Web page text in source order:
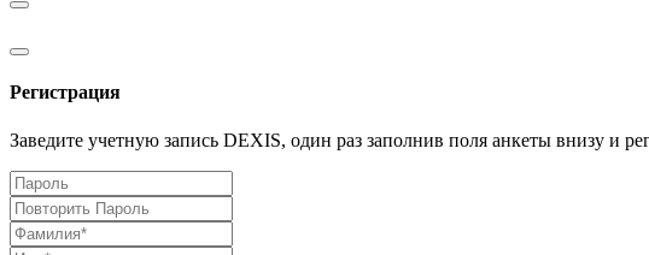
Регистрация
Заведите учетную запись DEXIS, один раз заполнив поля анкеты внизу и